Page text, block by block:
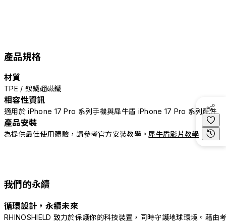
產品規格
材質
TPE / 釹鐵硼磁鐵
相容性資訊
適用於 iPhone 17 Pro 系列手機與犀牛盾 iPhone 17 Pro 系列配件
產品安裝
為提供最佳使用體驗，請參考官方安裝教學。 犀牛盾影片教學
我們的永續
循環設計，永續未來
RHINOSHIELD 致力於保護你的科技裝置，同時守護地球環境。藉由